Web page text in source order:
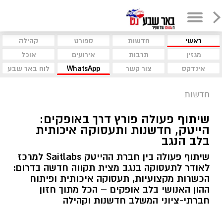
ראשי חדשות ספורט
קהילה
מגזין
תרבות אירועים
אוכל
אינדקס
צור קשר WhatsApp לוח באר שבע
חדשות
שיתוף פעולה פורץ דרך באופקים:
הייטק, חדשנות ותעסוקה איכותית
בלב הנגב
שיתוף פעולה בין חברת ההייטק Saitlabs למרכז
לאודר לתעסוקה בנגב מצית תקווה חדשה בדרום:
הכשרות מקצועיות, תעסוקה איכותית ופיתוח
ההון האנושי בלב אופקים – הכל מתוך חזון
חברתי-ציוני המשלב חדשנות וקהילה